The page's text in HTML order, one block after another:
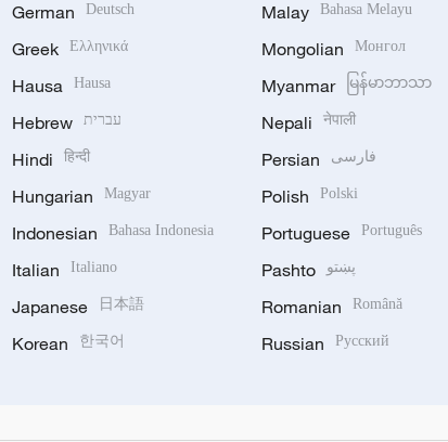
German Deutsch
Greek Ελληνικά
Hausa Hausa
Hebrew עברית
Hindi हिन्दी
Hungarian Magyar
Indonesian Bahasa Indonesia
Italian Italiano
Japanese 日本語
Korean 한국어
Malay Bahasa Melayu
Mongolian Монгол
Myanmar မြန်မာဘာသာ
Nepali नेपाली
Persian فارسی
Polish Polski
Portuguese Português
Pashto پښتو
Romanian Română
Russian Русский